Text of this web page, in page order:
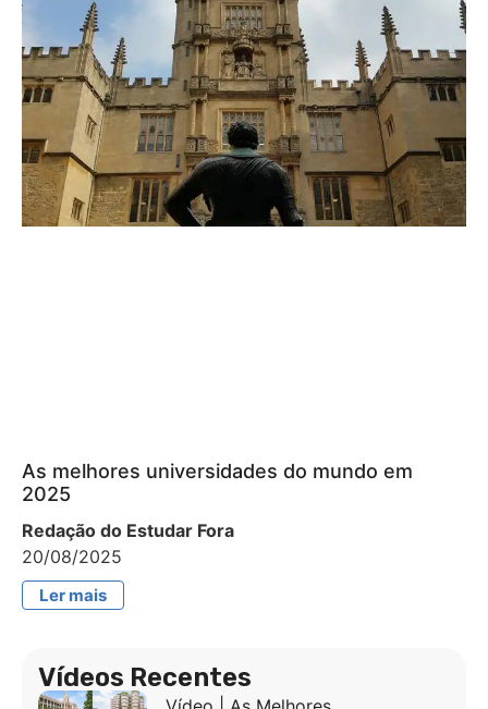
As melhores universidades do mundo em
2025
Redação do Estudar Fora
20/08/2025
Ler mais
Vídeos Recentes